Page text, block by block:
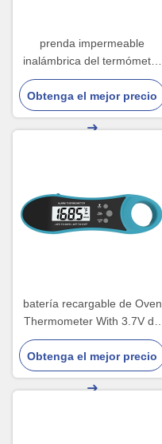
prenda impermeable
inalámbrica del termómetro
de carne de Wifi de la
batería 3.7v con la pantalla
LED
Obtenga el mejor precio
batería recargable de Oven
Thermometer With 3.7V de
la BARBACOA de Digitaces
de la punta de prueba de
120m m
Obtenga el mejor precio